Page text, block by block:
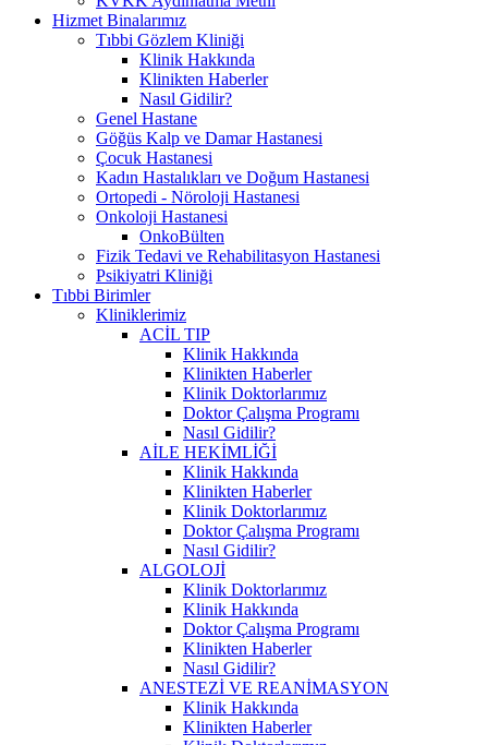
Hizmet Binalarımız
Tıbbi Gözlem Kliniği
Klinik Hakkında
Klinikten Haberler
Nasıl Gidilir?
Genel Hastane
Göğüs Kalp ve Damar Hastanesi
Çocuk Hastanesi
Kadın Hastalıkları ve Doğum Hastanesi
Ortopedi - Nöroloji Hastanesi
Onkoloji Hastanesi
OnkoBülten
Fizik Tedavi ve Rehabilitasyon Hastanesi
Psikiyatri Kliniği
Tıbbi Birimler
Kliniklerimiz
ACİL TIP
Klinik Hakkında
Klinikten Haberler
Klinik Doktorlarımız
Doktor Çalışma Programı
Nasıl Gidilir?
AİLE HEKİMLİĞİ
Klinik Hakkında
Klinikten Haberler
Klinik Doktorlarımız
Doktor Çalışma Programı
Nasıl Gidilir?
ALGOLOJİ
Klinik Doktorlarımız
Klinik Hakkında
Doktor Çalışma Programı
Klinikten Haberler
Nasıl Gidilir?
ANESTEZİ VE REANİMASYON
Klinik Hakkında
Klinikten Haberler